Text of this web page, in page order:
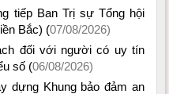
tiếp Ban Trị sự Tổng hội
Bắc) (07/08/2026)
đối với người có uy tín
số (06/08/2026)
dựng Khung bảo đảm an